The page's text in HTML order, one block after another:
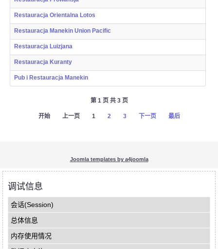
Restauracja Orientalna Lotos
Restauracja Manekin Union Pacific
Restauracja Luizjana
Restauracja Kuranty
Pub i Restauracja Manekin
第 1 页 共 3 页
开始 上一页 1 2 3 下一页 最后
Joomla templates by a4joomla
调试信息
会话(Session)
总体信息
内存使用情况